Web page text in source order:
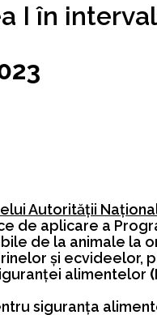
I în
Autorităţii
de aplicare a
de la animale la
şi ecvideelor,
alimentelor
siguranţa